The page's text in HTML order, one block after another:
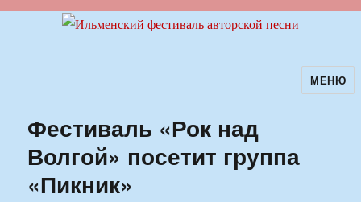
Ильменский фестиваль авторскойМЕНЮ
Фестиваль «Рок над
Волгой» посетит группа
«Пикник»